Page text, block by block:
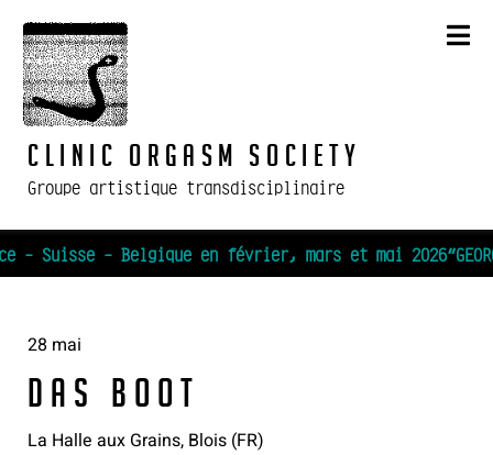
content
Clinic Orgasm Society
Groupe artistique transdisciplinaire
- Suisse - Belgique en février, mars et mai 2026
28 mai
Das Boot
La Halle aux Grains, Blois (FR)